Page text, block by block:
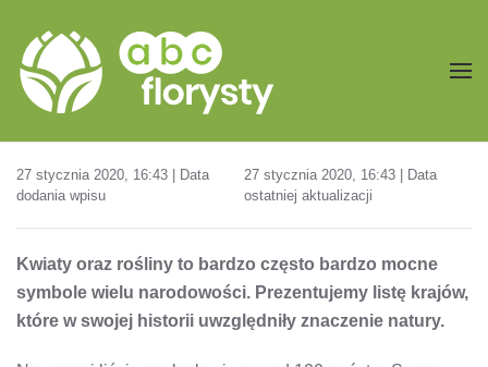
Przejdź do treści głównej
27 stycznia 2020, 16:43 | Data
dodania wpisu
27 stycznia 2020, 16:43 | Data
ostatniej aktualizacji
Kwiaty oraz rośliny to bardzo często bardzo mocne
symbole wielu narodowości. Prezentujemy listę krajów,
które w swojej historii uwzględniły znaczenie natury.